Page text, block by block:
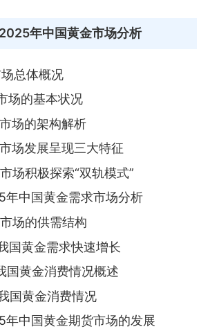
年中国黄金市场分析
总体概况
场的基本状况
场的架构解析
场发展呈现三大特征
场积极探索“双轨模式”
中国黄金需求市场分析
场的供需结构
黄金需求快速增长
黄金消费情况概述
黄金消费情况
中国黄金期货市场的发展